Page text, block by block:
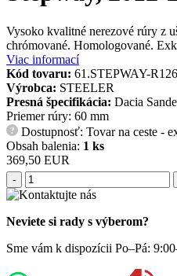
Vysoko kvalitné nerezové rúry z
chrómované. Homologované.
Viac informací
Kód tovaru: 61.STEPWAY-
Výrobca: STEELER
Presná špecifikácia: Dacia
Priemer rúry: 60 mm
?
Dostupnosť: Tovar na ceste -
Obsah balenia: 1 ks
369,50 EUR
-
Neviete si rady s výberom?
Sme vám k dispozícii Po–Pá: